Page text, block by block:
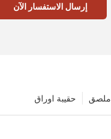
إرسال الاستفسار الآن
ملصق حقيبة اوراق